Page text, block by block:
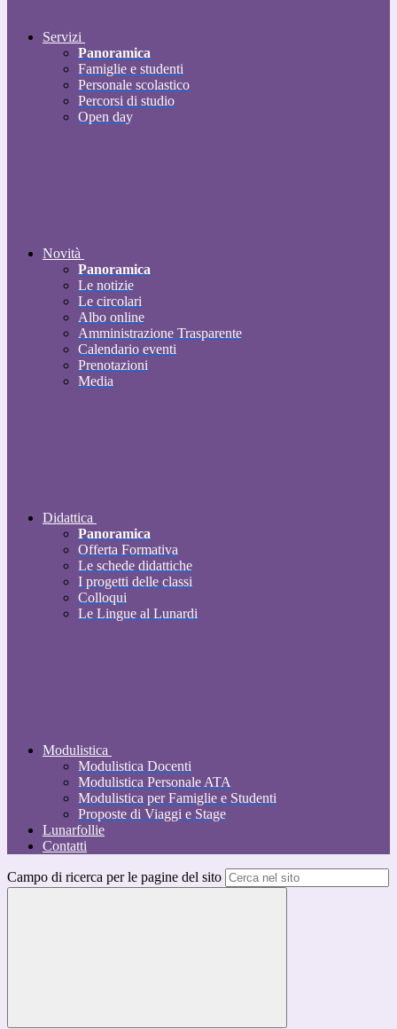
Servizi
Panoramica
Famiglie e studenti
Personale scolastico
Percorsi di studio
Open day
Novità
Panoramica
Le notizie
Le circolari
Albo online
Amministrazione Trasparente
Calendario eventi
Prenotazioni
Media
Didattica
Panoramica
Offerta Formativa
Le schede didattiche
I progetti delle classi
Colloqui
Le Lingue al Lunardi
Modulistica
Modulistica Docenti
Modulistica Personale ATA
Modulistica per Famiglie e Studenti
Proposte di Viaggi e Stage
Lunarfollie
Contatti
Campo di ricerca per le pagine del sito